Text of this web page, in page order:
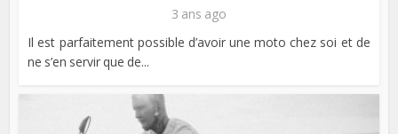
3 ans ago
Il est parfaitement possible d’avoir une moto chez soi et de
ne s’en servir que de...